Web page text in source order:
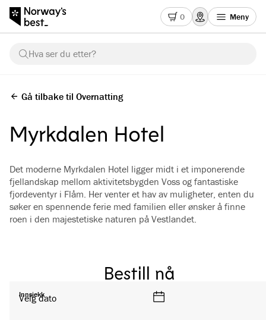
0 Meny
Hva ser du etter?
Gå tilbake til Overnatting
Myrkdalen Hotel
Det moderne Myrkdalen Hotel ligger midt i et imponerende
fjellandskap mellom aktivitetsbygden Voss og fantastiske
fjordeventyr i Flåm. Her venter et hav av muligheter, enten du
søker en spennende ferie med familien eller ønsker å finne
roen i den majestetiske naturen på Vestlandet.
Se alle bilder
Bestill nå
Innsjekk
Velg dato